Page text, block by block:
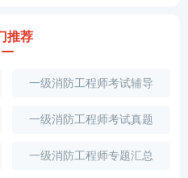
推荐
一级消防工程师考试辅导
一级消防工程师考试真题
一级消防工程师专题汇总